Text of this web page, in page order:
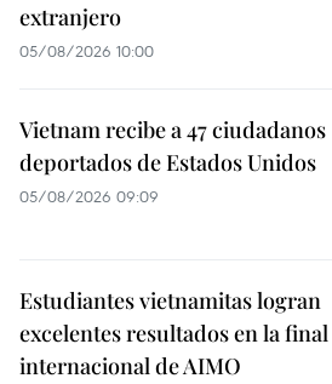
extranjero
05/08/2026 10:00
Vietnam recibe a 47 ciudadanos
deportados de Estados Unidos
05/08/2026 09:09
Estudiantes vietnamitas logran
excelentes resultados en la final
internacional de AIMO